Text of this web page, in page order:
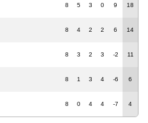
8 5 3 0 9 18
8 4 2 2 6 14
8 3 2 3 -2 11
8 1 3 4 -6 6
8 0 4 4 -7 4